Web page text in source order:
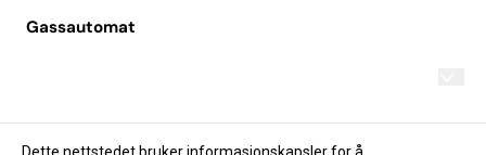
Gassautomat
Kontakt oss